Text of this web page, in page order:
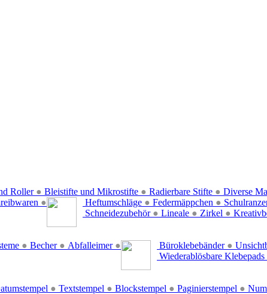
Roller ● Bleistifte und Mikrostifte ● Radierbare Stifte ● Diverse
●
Heftumschläge ● Federmäppchen ●
Schneidezubehör ● Lineale ● Zirkel ●
● Becher ● Abfalleimer ● Büroklebebänder ●
Wiederablösbare Klebepads
● Textstempel ● Blockstempel ● Paginierstempel ●